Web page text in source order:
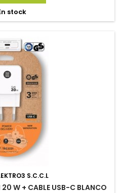
stock
S.C.C.L
W + CABLE USB-C BLANCO